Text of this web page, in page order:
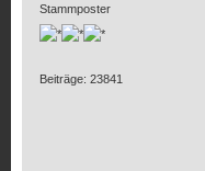
Stammposter
Beiträge: 23841